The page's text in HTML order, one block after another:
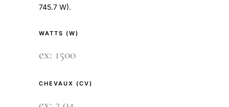
745.7 W).
WATTS (W)
CHEVAUX (CV)